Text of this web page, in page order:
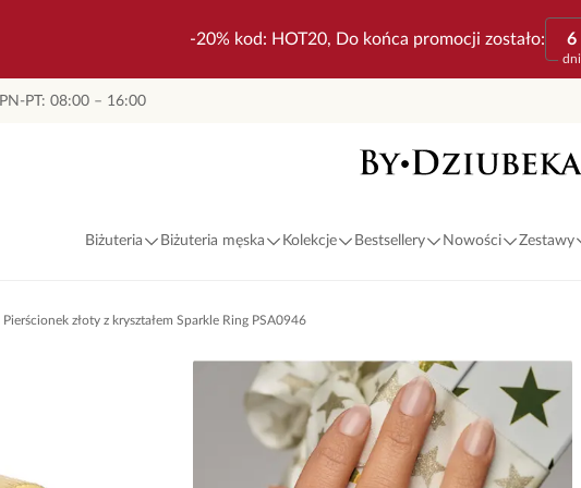
-20% kod: HOT20, Do końca promocji zostało: 6
dni
PN-PT: 08:00 – 16:00
Biżuteria Biżuteria męska Kolekcje Bestsellery Nowości Zestawy
Pierścionek złoty z kryształem Sparkle Ring PSA0946